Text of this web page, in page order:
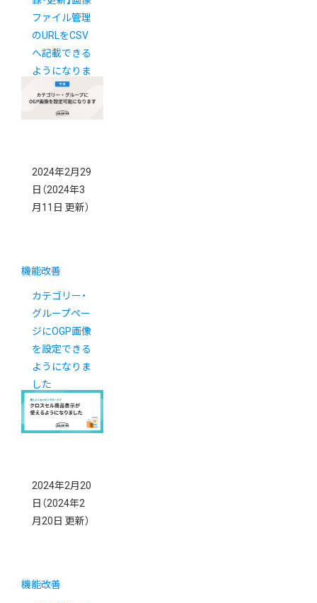
ファイル管理
のURLをCSV
へ記載できる
ようになりま
2024年2月29
日 （2024年3
月11日 更新）
機能改善
カテゴリー・
グループペー
ジにOGP画像
を設定できる
ようになりま
した
（3/11(月)更
2024年2月20
日 （2024年2
月20日 更新）
機能改善